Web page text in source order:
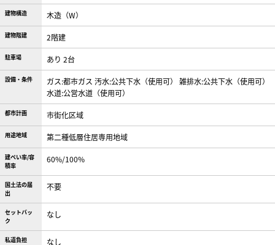
建物構造 木造（W）
建物階建 2階建
駐車場 あり 2台
設備・条件 ガス:都市ガス 汚水:公共下水（使用可）
雑排水:公共下水（使用可）
水道:公営水道（使用可）
都市計画 市街化区域
用途地域 第二種低層住居専用地域
建ぺい率/容
積率
60%/100%
国土法の届
出
不要
セットバッ
ク
なし
私道負担 なし